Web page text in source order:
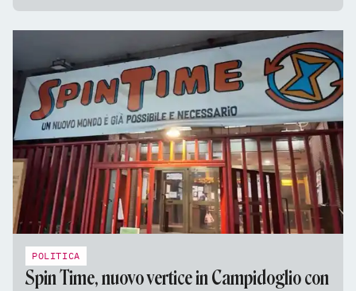
POLITICA
Spin Time, nuovo vertice in Campidoglio con